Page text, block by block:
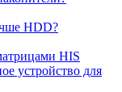
HDD?
HIS
устройство для